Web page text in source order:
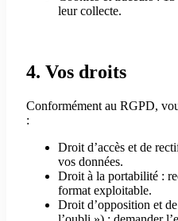
leur collecte.
4. Vos droits
Conformément au RGPD,
:
Droit d’accès et de
vos données.
Droit à la portabilité :
format exploitable.
Droit d’opposition et